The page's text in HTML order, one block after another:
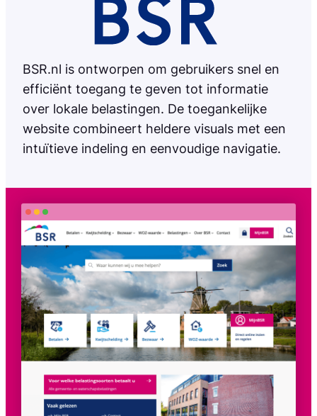
BSR.nl is ontworpen om gebruikers snel en
efficiënt toegang te geven tot informatie
over lokale belastingen. De toegankelijke
website combineert heldere visuals met een
intuïtieve indeling en eenvoudige navigatie.